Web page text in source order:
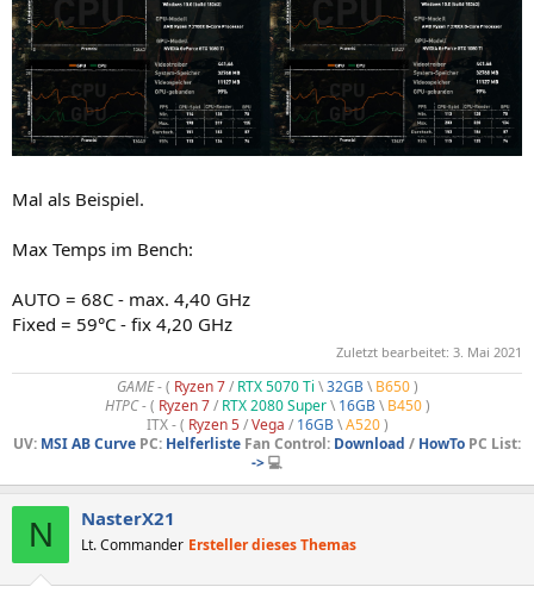
Mal als Beispiel.
Max Temps im Bench:
AUTO = 68C - max. 4,40 GHz
Fixed = 59°C - fix 4,20 GHz
Zuletzt bearbeitet: 3. Mai 2021
GAME- ( Ryzen 7/ RTX 5070 Ti \32GB\ B650)
HTPC -( Ryzen 7/ RTX 2080 Super\ 16GB\ B450)
ITX - ( Ryzen 5/Vega / 16GB\A520)
UV: MSI AB Curve PC: Helferliste Fan Control: Download / HowTo PC List:
->💻
N NasterX21
Lt. Commander Ersteller dieses Themas